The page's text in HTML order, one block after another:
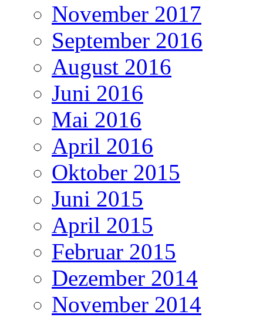
November 2017
September 2016
August 2016
Juni 2016
Mai 2016
April 2016
Oktober 2015
Juni 2015
April 2015
Februar 2015
Dezember 2014
November 2014